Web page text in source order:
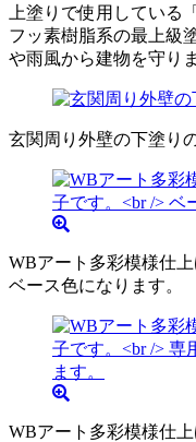
上塗りで使用している
フッ素樹脂系の最上級
や雨風から建物を守りま
玄関周り外壁の下塗り
WBアート多彩模様仕
ベース色になります。
WBアート多彩模様仕